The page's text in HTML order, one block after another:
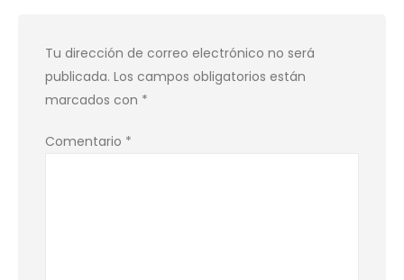
Tu dirección de correo electrónico no será
publicada. Los campos obligatorios están
marcados con *
Comentario *